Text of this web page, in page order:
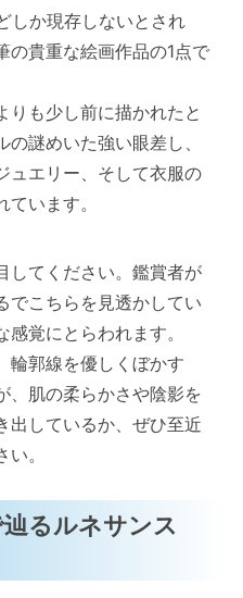
しか現存しないとされ
の貴重な絵画作品の1点で
りも少し前に描かれたと
謎めいた強い眼差し、
ュエリー、そして衣服の
います。
してください。鑑賞者が
でこちらを見透かしてい
覚にとらわれます。
輪郭線を優しくぼかす
、肌の柔らかさや陰影を
出しているか、ぜひ至近
。
るルネサンス